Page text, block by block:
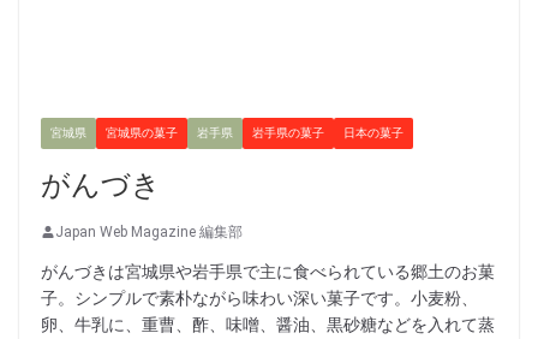
宮城県 宮城県の菓子 岩手県 岩手県の菓子 日本の菓子
がんづき
Japan Web Magazine 編集部
がんづきは宮城県や岩手県で主に食べられている郷土のお菓
子。シンプルで素朴ながら味わい深い菓子です。小麦粉、
卵、牛乳に、重曹、酢、味噌、醤油、黒砂糖などを入れて蒸